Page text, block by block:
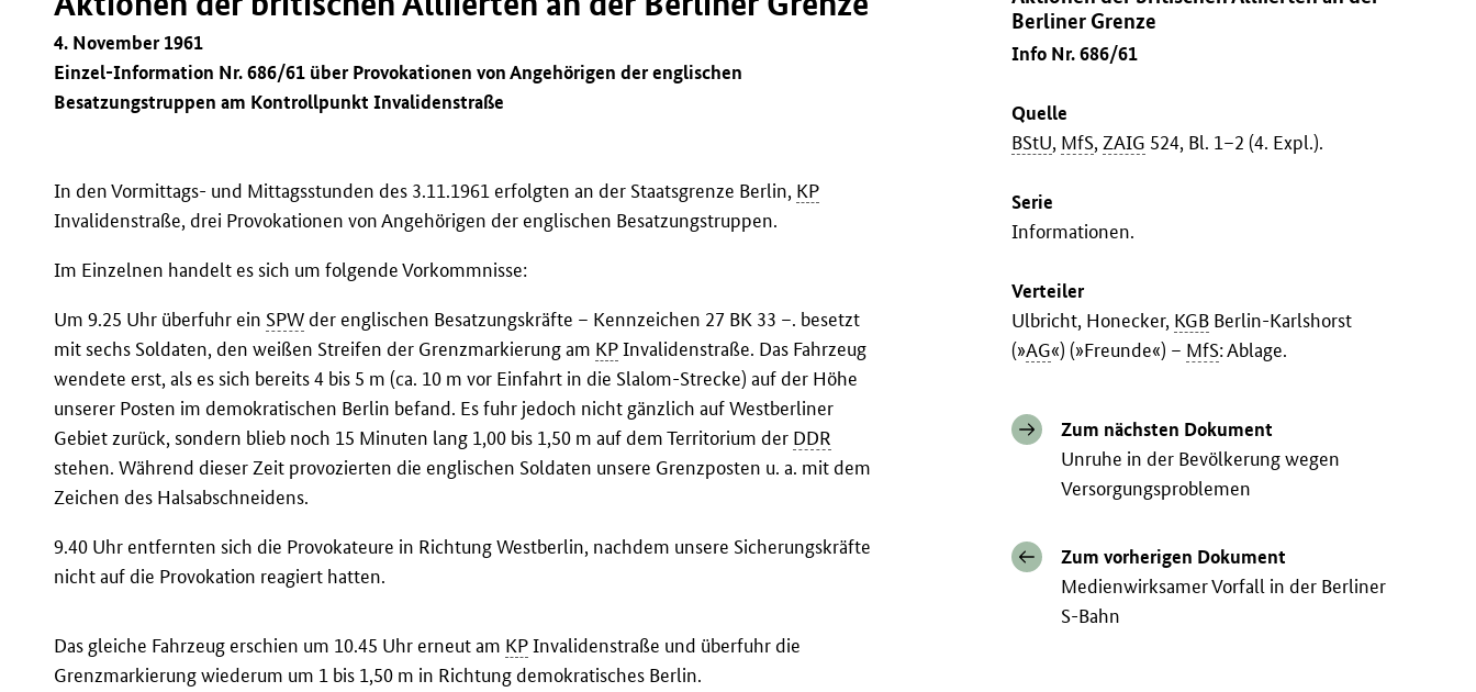
Berliner Grenze
Info Nr. 686/61
Quelle
BStU, MfS,ZAIG 524, Bl. 1–2 (4. Expl.).
Serie
Informationen.
Verteiler
Ulbricht, Honecker, KGB Berlin-Karlshorst
(»AG«) (»Freunde«) – MfS: Ablage.
Zum nächsten Dokument
Unruhe in der Bevölkerung wegen
Versorgungsproblemen
Zum vorherigen Dokument
Medienwirksamer Vorfall in der Berliner
S-Bahn
4. November 1961
Einzel-Information Nr. 686/61 über Provokationen von Angehörigen der englischen
Besatzungstruppen am Kontrollpunkt Invalidenstraße
In den Vormittags- und Mittagsstunden des 3.11.1961 erfolgten an der Staatsgrenze Berlin, KP
Invalidenstraße, drei Provokationen von Angehörigen der englischen Besatzungstruppen.
Im Einzelnen handelt es sich um folgende Vorkommnisse:
Um 9.25 Uhr überfuhr ein SPWder englischen Besatzungskräfte – Kennzeichen 27 BK 33 –. besetzt
mit sechs Soldaten, den weißen Streifen der Grenzmarkierung am KPInvalidenstraße. Das Fahrzeug
wendete erst, als es sich bereits 4 bis 5 m (ca. 10 m vor Einfahrt in die Slalom-Strecke) auf der Höhe
unserer Posten im demokratischen Berlin befand. Es fuhr jedoch nicht gänzlich auf Westberliner
Gebiet zurück, sondern blieb noch 15 Minuten lang 1,00 bis 1,50 m auf dem Territorium der DDR
stehen. Während dieser Zeit provozierten die englischen Soldaten unsere Grenzposten u. a. mit dem
Zeichen des Halsabschneidens.
9.40 Uhr entfernten sich die Provokateure in Richtung Westberlin, nachdem unsere Sicherungskräfte
nicht auf die Provokation reagiert hatten.
Das gleiche Fahrzeug erschien um 10.45 Uhr erneut am KPInvalidenstraße und überfuhr die
Grenzmarkierung wiederum um 1 bis 1,50 m in Richtung demokratisches Berlin.